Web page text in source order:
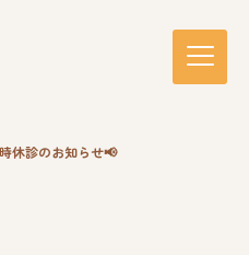
休診のお知らせ📢